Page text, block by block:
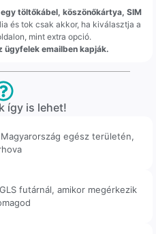
egy töltőkábel, köszönőkártya, SIM
és tok csak akkor, ha kiválasztja a
mint extra opció.
ügyfelek emailben kapják.
így is lehet!
Magyarország egész területén,
futárnál, amikor megérkezik